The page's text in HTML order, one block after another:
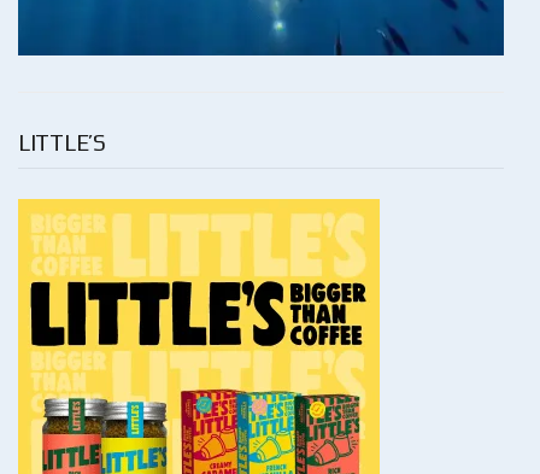
LITTLE’S